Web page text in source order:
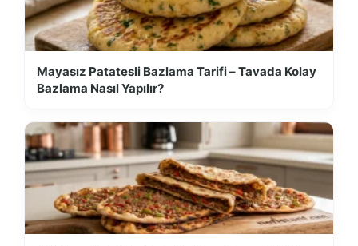
Mayasız Patatesli Bazlama Tarifi – Tavada Kolay
Bazlama Nasıl Yapılır?